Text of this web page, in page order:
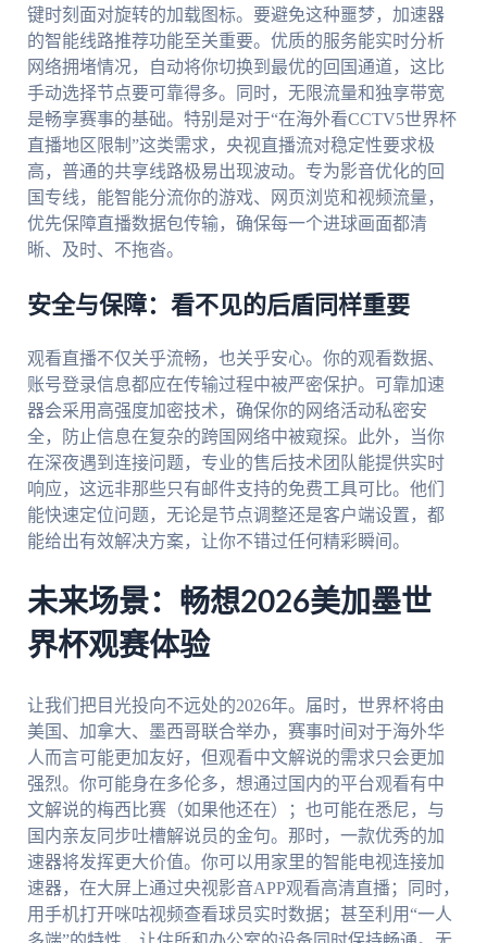
键时刻面对旋转的加载图标。要避免这种噩梦，加速器
的智能线路推荐功能至关重要。优质的服务能实时分析
网络拥堵情况，自动将你切换到最优的回国通道，这比
手动选择节点要可靠得多。同时，无限流量和独享带宽
是畅享赛事的基础。特别是对于“在海外看CCTV5世界杯
直播地区限制”这类需求，央视直播流对稳定性要求极
高，普通的共享线路极易出现波动。专为影音优化的回
国专线，能智能分流你的游戏、网页浏览和视频流量，
优先保障直播数据包传输，确保每一个进球画面都清
晰、及时、不拖沓。
安全与保障：看不见的后盾同样重要
观看直播不仅关乎流畅，也关乎安心。你的观看数据、
账号登录信息都应在传输过程中被严密保护。可靠加速
器会采用高强度加密技术，确保你的网络活动私密安
全，防止信息在复杂的跨国网络中被窥探。此外，当你
在深夜遇到连接问题，专业的售后技术团队能提供实时
响应，这远非那些只有邮件支持的免费工具可比。他们
能快速定位问题，无论是节点调整还是客户端设置，都
能给出有效解决方案，让你不错过任何精彩瞬间。
未来场景：畅想2026美加墨世
界杯观赛体验
让我们把目光投向不远处的2026年。届时，世界杯将由
美国、加拿大、墨西哥联合举办，赛事时间对于海外华
人而言可能更加友好，但观看中文解说的需求只会更加
强烈。你可能身在多伦多，想通过国内的平台观看有中
文解说的梅西比赛（如果他还在）；也可能在悉尼，与
国内亲友同步吐槽解说员的金句。那时，一款优秀的加
速器将发挥更大价值。你可以用家里的智能电视连接加
速器，在大屏上通过央视影音APP观看高清直播；同时，
用手机打开咪咕视频查看球员实时数据；甚至利用“一人